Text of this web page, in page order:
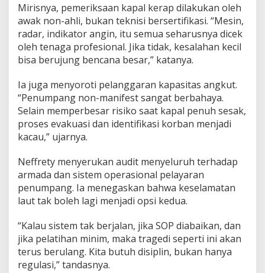
Mirisnya, pemeriksaan kapal kerap dilakukan oleh
awak non-ahli, bukan teknisi bersertifikasi. “Mesin,
radar, indikator angin, itu semua seharusnya dicek
oleh tenaga profesional. Jika tidak, kesalahan kecil
bisa berujung bencana besar,” katanya.
Ia juga menyoroti pelanggaran kapasitas angkut.
“Penumpang non-manifest sangat berbahaya.
Selain memperbesar risiko saat kapal penuh sesak,
proses evakuasi dan identifikasi korban menjadi
kacau,” ujarnya.
Neffrety menyerukan audit menyeluruh terhadap
armada dan sistem operasional pelayaran
penumpang. Ia menegaskan bahwa keselamatan
laut tak boleh lagi menjadi opsi kedua.
“Kalau sistem tak berjalan, jika SOP diabaikan, dan
jika pelatihan minim, maka tragedi seperti ini akan
terus berulang. Kita butuh disiplin, bukan hanya
regulasi,” tandasnya.